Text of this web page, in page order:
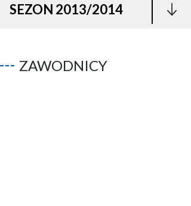
SEZON 2013/2014
ZAWODNICY